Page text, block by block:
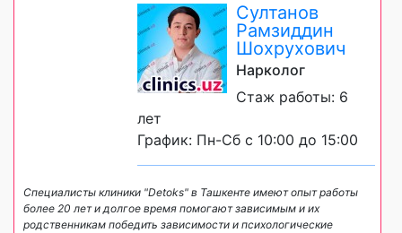
Султанов
Рамзиддин
Шохрухович
Нарколог
Стаж работы: 6
лет
График: Пн-Сб с 10:00 до 15:00
Специалисты клиники "Detoks" в Ташкенте имеют опыт работы
более 20 лет и долгое время помогают зависимым и их
родственникам победить зависимости и психологические